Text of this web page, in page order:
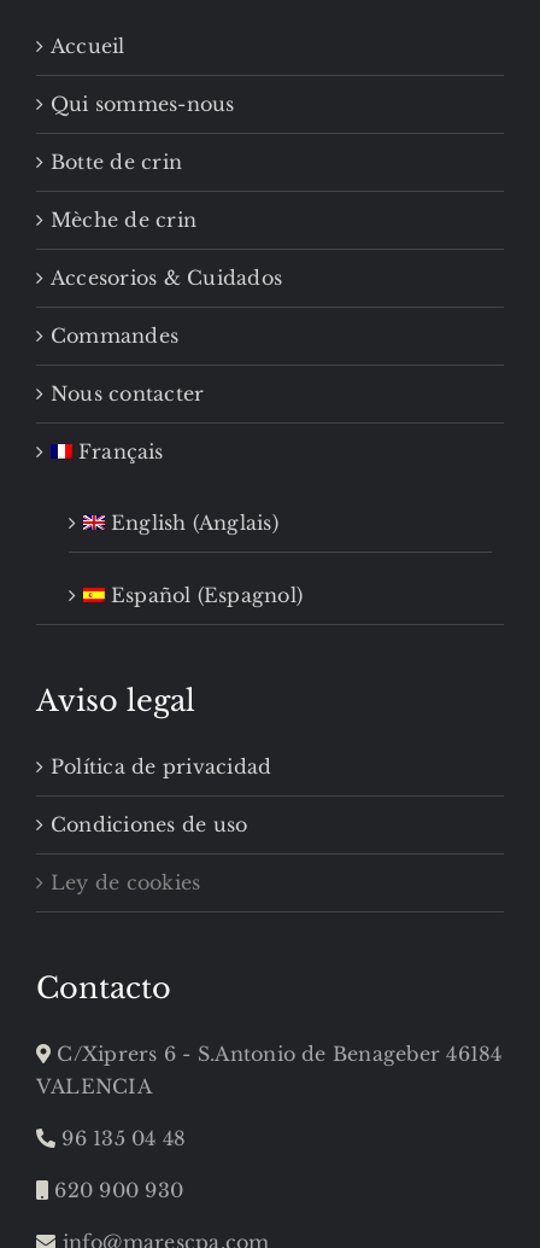
Accueil
Qui sommes-nous
Botte de crin
Mèche de crin
Accesorios & Cuidados
Commandes
Nous contacter
Français
English (Anglais)
Español (Espagnol)
Aviso legal
Política de privacidad
Condiciones de uso
Ley de cookies
Contacto
C/Xiprers 6 - S.Antonio de Benageber 46184
VALENCIA
96 135 04 48
620 900 930
info@marescpa.com